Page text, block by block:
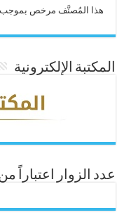
هذا المُصنَّف مرخص بموجب
المكتبة الإلكترونية
عدد الزوار اعتباراً من 5/27/